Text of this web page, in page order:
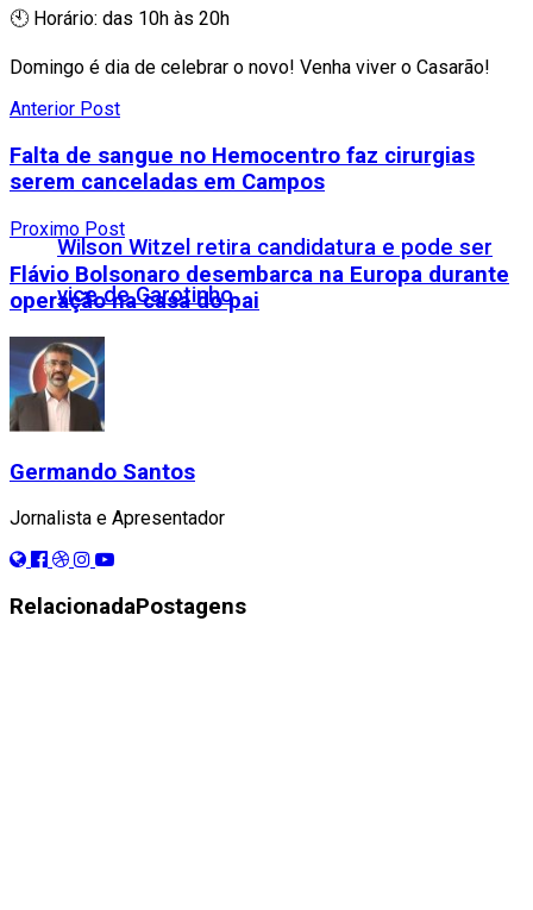
Wilson Witzel retira candidatura e pode ser
vice de Garotinho
🕙 Horário: das 10h às 20h
Domingo é dia de celebrar o novo! Venha viver o Casarão!
Anterior Post
Falta de sangue no Hemocentro faz cirurgias
serem canceladas em Campos
Proximo Post
Flávio Bolsonaro desembarca na Europa durante
operação na casa do pai
Germando Santos
Jornalista e Apresentador
RelacionadaPostagens